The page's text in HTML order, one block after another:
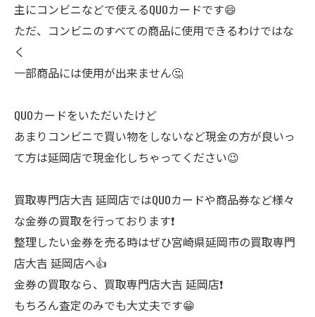
主にコンビニなどで使えるQUOカードです😄
ただ、コンビニのすべての商品に使用できるわけではな
く
一部商品には使用が出来ません🤔
QUOカードをいただいたけど
あまりコンビニで買い物をしないなど現金の方が良いっ
て方は延岡店で現金化しちゃってください😉
買取専門店大吉 延岡店ではQUOカードや商品券など様々
な金券の買取を行っております❗
整理したい金券を売る時はぜひ宮崎県延岡市の買取専門
店大吉 延岡店へ👍
金券の買取なら、買取専門店大吉 延岡店❗
もちろん査定のみでも大丈夫です😁